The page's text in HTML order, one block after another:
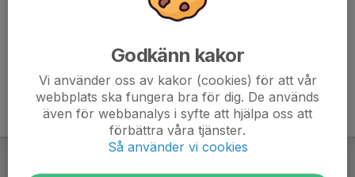
Godkänn kakor
Vi använder oss av kakor (cookies) för att vår
webbplats ska fungera bra för dig. De används
även för webbanalys i syfte att hjälpa oss att
förbättra våra tjänster.
Så använder vi cookies